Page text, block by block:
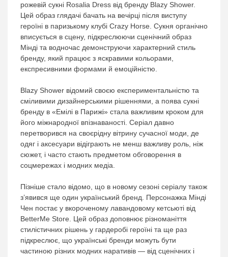
рожевій сукні Rosalia Dress від бренду Blazy Shower.
Цей образ глядачі бачать на вечірці після виступу
героїні в паризькому клубі Crazy Horse. Сукня органічно
вписується в сцену, підкреслюючи сценічний образ
Мінді та водночас демонструючи характерний стиль
бренду, який працює з яскравими кольорами,
експресивними формами й емоційністю.
Blazy Shower відомий своєю експериментальністю та
сміливими дизайнерськими рішеннями, а поява сукні
бренду в «Емілі в Парижі» стала важливим кроком для
його міжнародної впізнаваності. Серіал давно
перетворився на своєрідну вітрину сучасної моди, де
одяг і аксесуари відіграють не менш важливу роль, ніж
сюжет, і часто стають предметом обговорення в
соцмережах і модних медіа.
Пізніше стало відомо, що в новому сезоні серіалу також
з’явився ще один український бренд. Персонажка Мінді
Чен постає у вкороченому лавандовому кетсьюті від
BetterMe Store. Цей образ доповнює різноманіття
стилістичних рішень у гардеробі героїні та ще раз
підкреслює, що українські бренди можуть бути
частиною різних модних наративів — від сценічних і